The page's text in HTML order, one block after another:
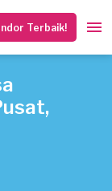
Terbaik!